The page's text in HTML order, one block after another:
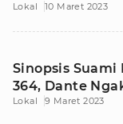
Lokal 10 Maret 2023
Sinopsis
364, Dante
Lokal 9 Maret 2023